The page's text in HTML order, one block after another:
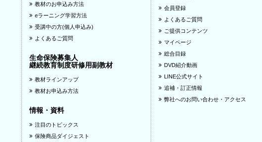
教材のお申込み方法
eラーニング学習方法
受講中の方(個人申込み)
よくあるご質問
生命保険募集人
継続教育制度研修用副教材
教材ラインアップ
教材お申込み方法
情報・資料
注目のトピックス
保険商品ダイジェスト
会員登録
よくあるご質問
ご提供コンテンツ
マイページ
総合目録
DVD紹介動画
LINE公式サイト
追補・訂正情報
弊社へのお問い合わせ・アクセス